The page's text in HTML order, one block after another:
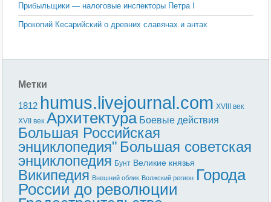
Прибыльщики — налоговые инспекторы Петра I
Прокопий Кесарийский о древних славянах и антах
Метки
1812 humus.livejournal.com XVIII век
XVII век Архитектура Боевые действия
Большая Российская
энциклопедия" Большая советская
энциклопедия Бунт Великие князья
Википедия Внешний облик Волжский регион Города
России до революции